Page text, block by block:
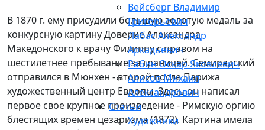
Вейсберг Владимир
Григорьевич
Лабас Александр
Аркадьевич
Рабин Оскар Яковлевич
Алисов Михаил
Александрович
Статьи
Художники
В 1870 г. ему присудили большую золотую медаль за
конкурсную картину Доверие Александра
Македонского к врачу Филиппу с правом на
шестилетнее пребывание за границей. Семирадский
отправился в Мюнхен - второй после Парижа
художественный центр Европы. Здесь он написал
первое свое крупное произведение - Римскую оргию
блестящих времен цезаризма (1872). Картина имела